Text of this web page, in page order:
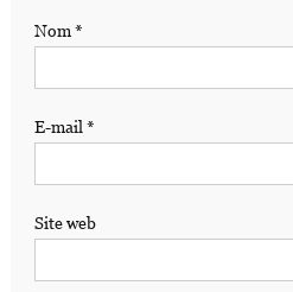
Nom*
E-mail*
Site web